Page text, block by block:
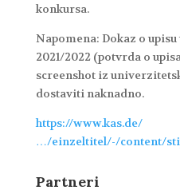
konkursa.
Napomena: Dokaz o
2021/2022 (potvrda o
screenshot iz
dostaviti naknadno.
https://www.kas.de/
…/einzeltitel/-/content/
Partneri